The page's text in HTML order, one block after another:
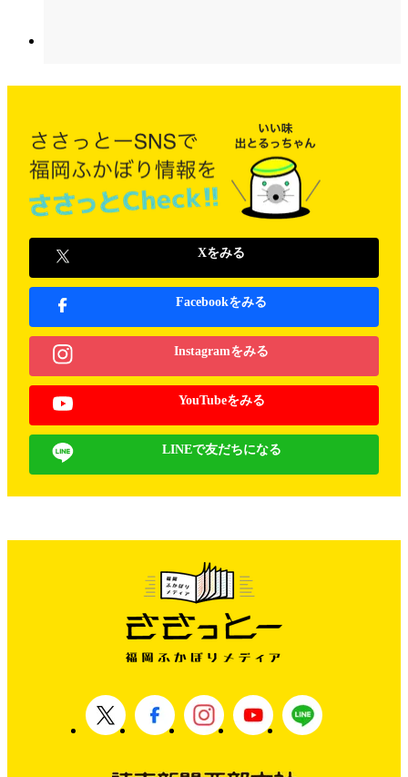
Xをみる
Facebookをみる
Instagramをみる
YouTubeをみる
LINEで友だちになる